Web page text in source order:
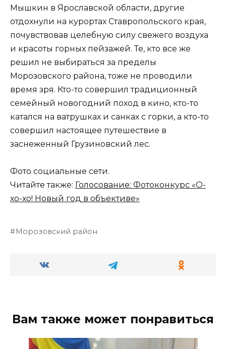
Мышкин в Ярославской области, другие
отдохнули на курортах Ставропольского края,
почувствовав целебную силу свежего воздуха
и красоты горных пейзажей. Те, кто все же
решил не выбираться за пределы
Морозовского района, тоже не проводили
время зря. Кто-то совершил традиционный
семейный новогодний поход в кино, кто-то
катался на ватрушках и санках с горки, а кто-то
совершил настоящее путешествие в
заснеженный Грузиновский лес.
Фото социальные сети.
Читайте также: Голосование: Фотоконкурс «О-
хо-хо! Новый год в объективе»
Морозовский район
Вам также может понравиться